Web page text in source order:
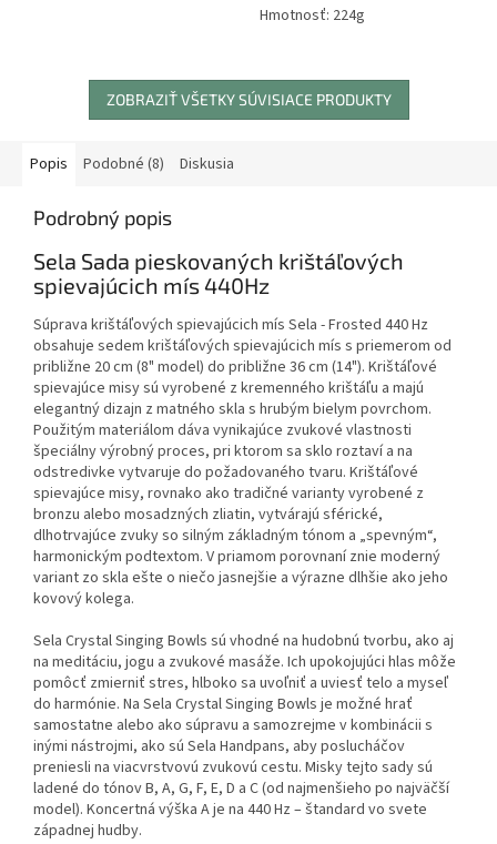
Hmotnosť: 224g
ZOBRAZIŤ VŠETKY SÚVISIACE PRODUKTY
Popis Podobné (8) Diskusia
Podrobný popis
Sela Sada pieskovaných krištáľových
spievajúcich mís 440Hz
Súprava krištáľových spievajúcich mís Sela - Frosted 440 Hz
obsahuje sedem krištáľových spievajúcich mís s priemerom od
približne 20 cm (8" model) do približne 36 cm (14"). Krištáľové
spievajúce misy sú vyrobené z kremenného krištáľu a majú
elegantný dizajn z matného skla s hrubým bielym povrchom.
Použitým materiálom dáva vynikajúce zvukové vlastnosti
špeciálny výrobný proces, pri ktorom sa sklo roztaví a na
odstredivke vytvaruje do požadovaného tvaru. Krištáľové
spievajúce misy, rovnako ako tradičné varianty vyrobené z
bronzu alebo mosadzných zliatin, vytvárajú sférické,
dlhotrvajúce zvuky so silným základným tónom a „spevným“,
harmonickým podtextom. V priamom porovnaní znie moderný
variant zo skla ešte o niečo jasnejšie a výrazne dlhšie ako jeho
kovový kolega.
Sela Crystal Singing Bowls sú vhodné na hudobnú tvorbu, ako aj
na meditáciu, jogu a zvukové masáže. Ich upokojujúci hlas môže
pomôcť zmierniť stres, hlboko sa uvoľniť a uviesť telo a myseľ
do harmónie. Na Sela Crystal Singing Bowls je možné hrať
samostatne alebo ako súpravu a samozrejme v kombinácii s
inými nástrojmi, ako sú Sela Handpans, aby poslucháčov
preniesli na viacvrstvovú zvukovú cestu. Misky tejto sady sú
ladené do tónov B, A, G, F, E, D a C (od najmenšieho po najväčší
model). Koncertná výška A je na 440 Hz – štandard vo svete
západnej hudby.